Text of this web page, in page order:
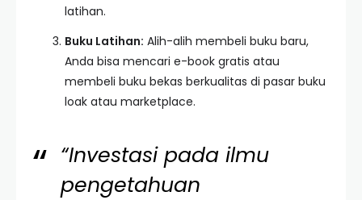
latihan.
Buku Latihan: Alih-alih membeli buku baru,
Anda bisa mencari e-book gratis atau
membeli buku bekas berkualitas di pasar buku
loak atau marketplace.
“Investasi pada ilmu
pengetahuan